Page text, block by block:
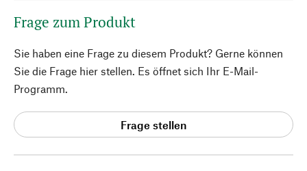
Frage zum Produkt
Sie haben eine Frage zu diesem Produkt? Gerne können
Sie die Frage hier stellen. Es öffnet sich Ihr E-Mail-
Programm.
Frage stellen